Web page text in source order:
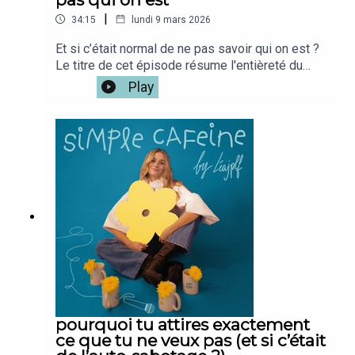
www.solere.frRetrouvez les autres épisodes de
podcast : https://beacons.ai/simplecafeine✭
Mon instagram : www.instagram.com/leajplf✭ Ma
chaine ytb de podcast : @danslatêtedelea ✭ Mon
café : www.simplecafeine.comÀ lundi prochain
34:15 | lundi 9 mars 2026
Et si c’était normal de ne pas savoir qui on est ?
Le titre de cet épisode résume l'entièreté du
podcast, je suis tellement fière de cet épisode -
j'espère te planter une petite graine dans la
tete.Si tu veux la version vidéo du podcast c'est
iciMon café : @simplecafeine Mon compte
perso @leajplf ?J'ai hate de te
lire!Bienveillance,S&S,Léa ✨🫶🏻
Play
pourquoi tu attires exactement
ce que tu ne veux pas (et si c’était